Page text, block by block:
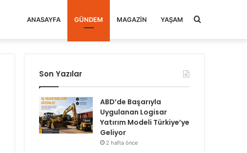
ANASAYFA GÜNDEM MAGAZIN YAŞAM Arama
Son Yazılar
ABD’de Başarıyla
Uygulanan Logisar
Yatırım Modeli Türkiye’ye
Geliyor
2 hafta önce